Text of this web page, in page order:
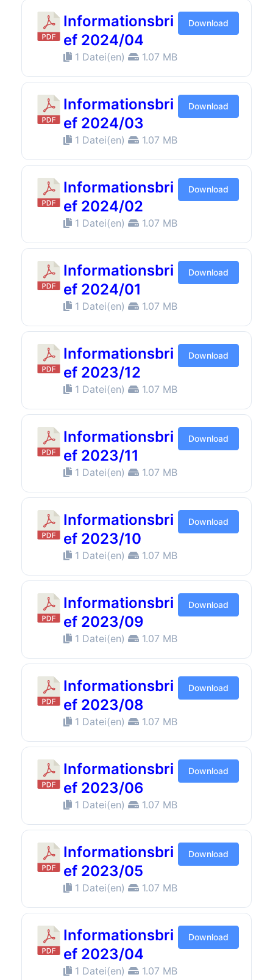
Informationsbri
ef 2024/04
1 Datei(en) 1.07 MB
Download
Informationsbri
ef 2024/03
1 Datei(en) 1.07 MB
Download
Informationsbri
ef 2024/02
1 Datei(en) 1.07 MB
Download
Informationsbri
ef 2024/01
1 Datei(en) 1.07 MB
Download
Informationsbri
ef 2023/12
1 Datei(en) 1.07 MB
Download
Informationsbri
ef 2023/11
1 Datei(en) 1.07 MB
Download
Informationsbri
ef 2023/10
1 Datei(en) 1.07 MB
Download
Informationsbri
ef 2023/09
1 Datei(en) 1.07 MB
Download
Informationsbri
ef 2023/08
1 Datei(en) 1.07 MB
Download
Informationsbri
ef 2023/06
1 Datei(en) 1.07 MB
Download
Informationsbri
ef 2023/05
1 Datei(en) 1.07 MB
Download
Informationsbri
ef 2023/04
1 Datei(en) 1.07 MB
Download